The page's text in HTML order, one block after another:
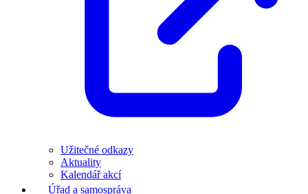
Užitečné odkazy
Aktuality
Kalendář akcí
Úřad a samospráva